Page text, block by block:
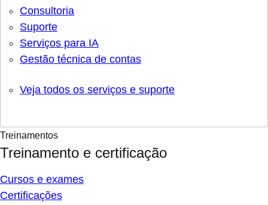
Consultoria
Suporte
Serviços para IA
Gestão técnica de contas
Veja todos os serviços e suporte
Treinamentos
Treinamento e certificação
Cursos e exames
Certificações